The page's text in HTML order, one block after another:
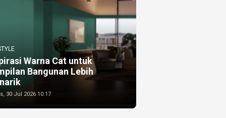
Warna Cat untuk
Bangunan Lebih
30 Jul 2026 10:17